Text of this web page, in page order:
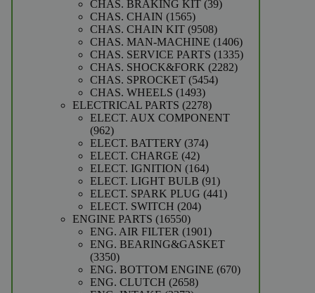
CHAS. BRAKING KIT 3939
CHAS. CHAIN 15651565
producten
CHAS. CHAIN KIT 95089508
producten
CHAS. MAN-MACHINE 14061406
producten
CHAS. SERVICE PARTS 13351335
CHAS. SHOCK&FORK 22822282
CHAS. SPROCKET 54545454
CHAS. WHEELS 14931493
producten
ELECTRICAL PARTS 22782278
producten
ELECT. AUX COMPONENT
962962
producten
ELECT. BATTERY 374374
ELECT. CHARGE 4242
producten
ELECT. IGNITION 164164
producten
ELECT. LIGHT BULB 9191
producten
ELECT. SPARK PLUG 441441
ELECT. SWITCH 204204
ENGINE PARTS 1655016550
producten
ENG. AIR FILTER 19011901
producten
ENG. BEARING&GASKET
33503350
producten
ENG. BOTTOM ENGINE 670670
ENG. CLUTCH 26582658